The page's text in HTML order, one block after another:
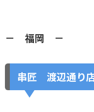
－ 福岡 －
串匠 渡辺通り店